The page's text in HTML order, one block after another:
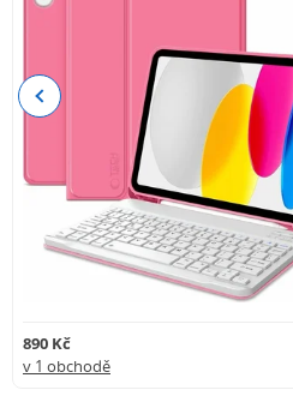
890 Kč
v 1 obchodě
Previous